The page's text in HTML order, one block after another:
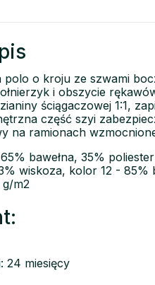
polo o kroju ze szwami
i obszycie
ściągaczowej 1:1,
część szyi
na ramionach
65% bawełna, 35%
wiskoza, kolor 12 - 85%
m2
24 miesięcy